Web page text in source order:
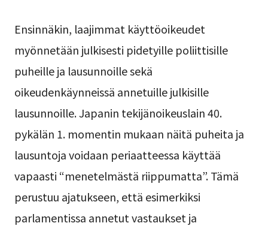
Ensinnäkin, laajimmat käyttöoikeudet
myönnetään julkisesti pidetyille poliittisille
puheille ja lausunnoille sekä
oikeudenkäynneissä annetuille julkisille
lausunnoille. Japanin tekijänoikeuslain 40.
pykälän 1. momentin mukaan näitä puheita ja
lausuntoja voidaan periaatteessa käyttää
vapaasti “menetelmästä riippumatta”. Tämä
perustuu ajatukseen, että esimerkiksi
parlamentissa annetut vastaukset ja